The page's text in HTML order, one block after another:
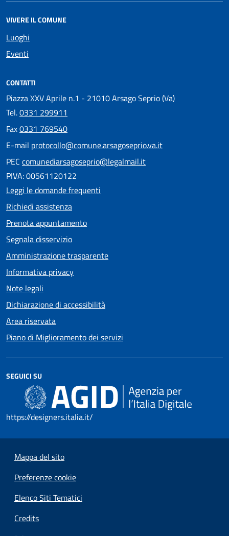
VIVERE IL COMUNE
Luoghi
Eventi
CONTATTI
Piazza XXV Aprile n.1 - 21010 Arsago Seprio (Va)
Tel.0331 299911
Fax0331 769540
E-mail protocollo@comune.arsagoseprio.va.it
PEC comunediarsagoseprio@legalmail.it
PIVA: 00561120122
Leggi le domande frequenti
Richiedi assistenza
Prenota appuntamento
Segnala disservizio
Amministrazione trasparente
Informativa privacy
Note legali
Dichiarazione di accessibilità
Area riservata
Piano di Miglioramento dei servizi
SEGUICI SU
https://designers.italia.it/
Mappa del sito
Preferenze cookie
Elenco Siti Tematici
Credits